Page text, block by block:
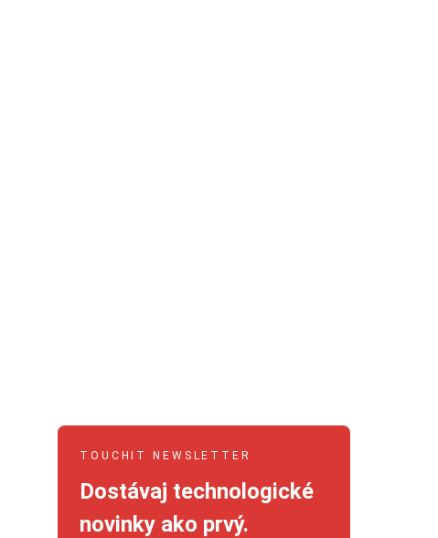
TOUCHIT NEWSLETTER
Dostávaj technologické
novinky ako prvý.